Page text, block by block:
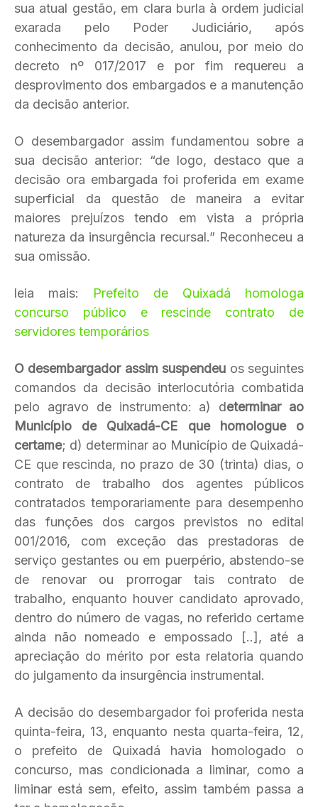
sua atual gestão, em clara burla à ordem judicial
exarada pelo Poder Judiciário, após
conhecimento da decisão, anulou, por meio do
decreto nº 017/2017 e por fim requereu a
desprovimento dos embargados e a manutenção
da decisão anterior.
O desembargador assim fundamentou sobre a
sua decisão anterior: “de logo, destaco que a
decisão ora embargada foi proferida em exame
superficial da questão de maneira a evitar
maiores prejuízos tendo em vista a própria
natureza da insurgência recursal.” Reconheceu a
sua omissão.
leia mais: Prefeito de Quixadá homologa
concurso público e rescinde contrato de
servidores temporários
O desembargador assim suspendeu os seguintes
comandos da decisão interlocutória combatida
pelo agravo de instrumento: a) determinar ao
Município de Quixadá-CE que homologue o
certame; d) determinar ao Município de Quixadá-
CE que rescinda, no prazo de 30 (trinta) dias, o
contrato de trabalho dos agentes públicos
contratados temporariamente para desempenho
das funções dos cargos previstos no edital
001/2016, com exceção das prestadoras de
serviço gestantes ou em puerpério, abstendo-se
de renovar ou prorrogar tais contrato de
trabalho, enquanto houver candidato aprovado,
dentro do número de vagas, no referido certame
ainda não nomeado e empossado [..], até a
apreciação do mérito por esta relatoria quando
do julgamento da insurgência instrumental.
A decisão do desembargador foi proferida nesta
quinta-feira, 13, enquanto nesta quarta-feira, 12,
o prefeito de Quixadá havia homologado o
concurso, mas condicionada a liminar, como a
liminar está sem, efeito, assim também passa a